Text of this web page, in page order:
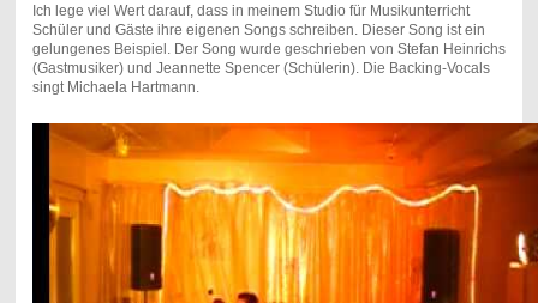
Ich lege viel Wert darauf, dass in meinem Studio für Musikunterricht
Schüler und Gäste ihre eigenen Songs schreiben. Dieser Song ist ein
gelungenes Beispiel. Der Song wurde geschrieben von Stefan Heinrichs
(Gastmusiker) und Jeannette Spencer (Schülerin). Die Backing-Vocals
singt Michaela Hartmann.